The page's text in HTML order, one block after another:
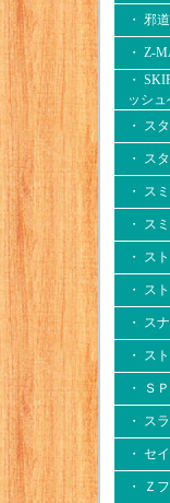
・ 邪道
・ Z-
・
ッシュ
・ ス
・ ス
・ ス
・ ス
・ ス
・ ス
・ ス
・ ス
・ Ｓ
・ ス
・ セ
・ Ｚ